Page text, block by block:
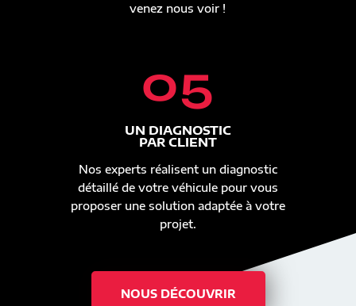
venez nous voir !
05
UN DIAGNOSTIC
PAR CLIENT
Nos experts réalisent un diagnostic
détaillé de votre véhicule pour vous
proposer une solution adaptée à votre
projet.
NOUS DÉCOUVRIR